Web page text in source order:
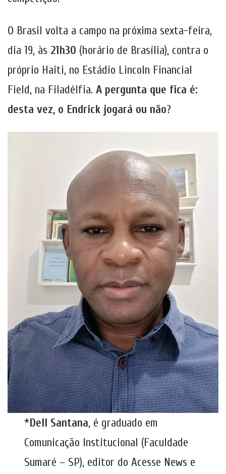
O Brasil volta a campo na próxima sexta-feira,
dia 19, às 21h30 (horário de Brasília), contra o
próprio Haiti, no Estádio Lincoln Financial
Field, na Filadélfia. A pergunta que fica é:
desta vez, o Endrick jogará ou não?
*Dell Santana, é graduado em
Comunicação Institucional (Faculdade
Sumaré – SP), editor do Acesse News e